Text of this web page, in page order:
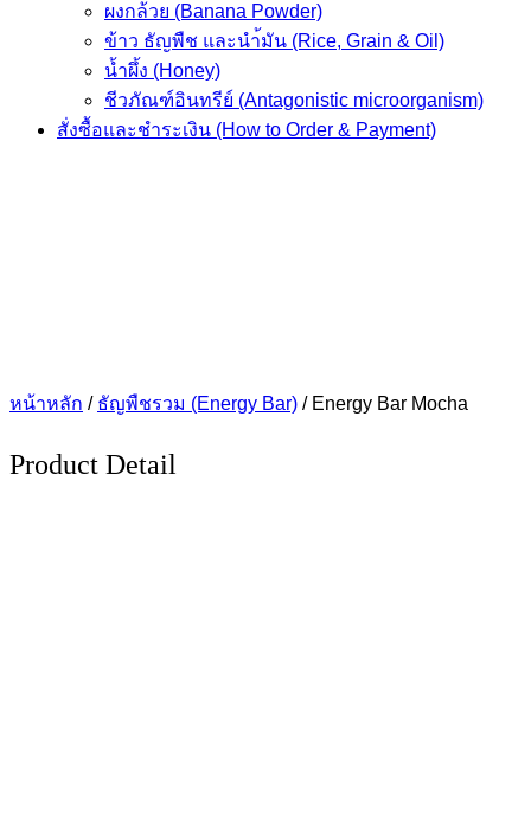
ผงกล้วย (Banana Powder)
ข้าว ธัญพืช และนำ้มัน (Rice, Grain & Oil)
น้ำผึ้ง (Honey)
ชีวภัณฑ์อินทรีย์ (Antagonistic microorganism)
สั่งซื้อและชำระเงิน (How to Order & Payment)
หน้าหลัก / ธัญพืชรวม (Energy Bar) / Energy Bar Mocha
Product Detail